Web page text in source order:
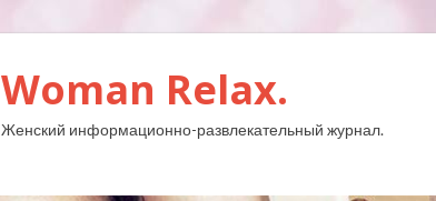
Woman Relax.
Женский информационно-развлекательный журнал.